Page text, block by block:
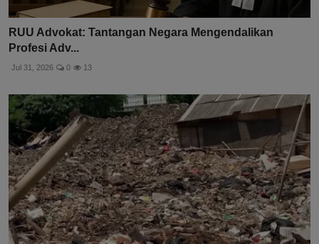
RUU Advokat: Tantangan Negara Mengendalikan
Profesi Adv...
Jul 31, 2026 0 13